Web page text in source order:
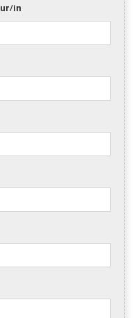
in